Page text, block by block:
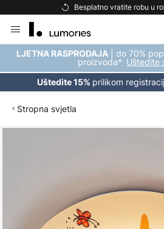
Besplatno vratite robu u
to
Content
LJETNA RASPRODAJA | do 70%
proizvoda* Uštedite
Uštedite 15% prilikom
Stropna svjetla